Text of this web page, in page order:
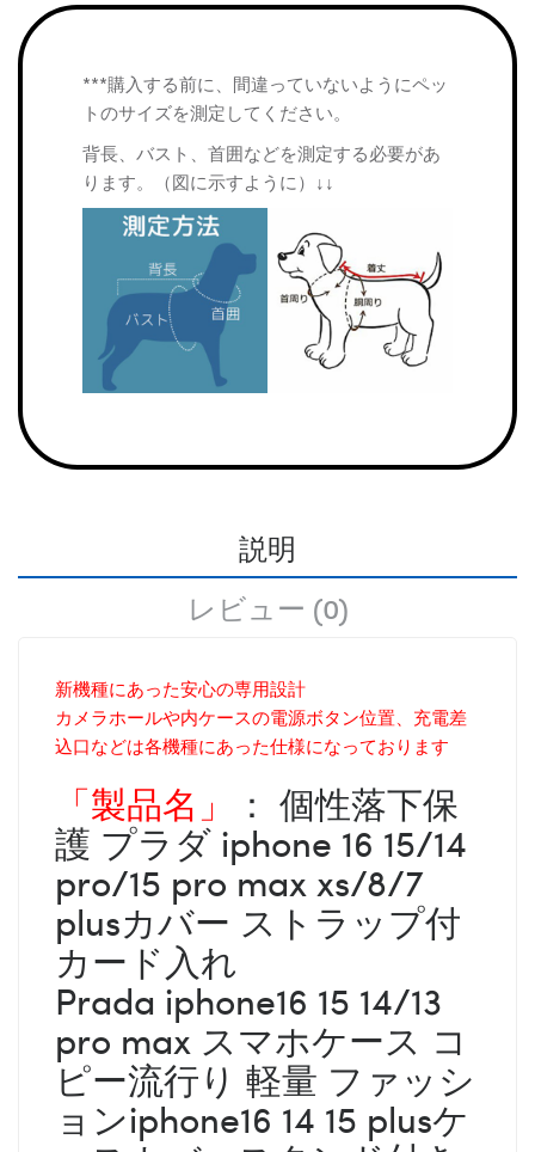
***購入する前に、間違っていないようにペッ
トのサイズを測定してください。
背長、バスト、首囲などを測定する必要があ
ります。（図に示すように）↓↓
説明
レビュー (0)
新機種にあった安心の専用設計
カメラホールや内ケースの電源ボタン位置、充電差
込口などは各機種にあった仕様になっております
「製品名」 ： 個性落下保
護 プラダ iphone 16 15/14
pro/15 pro max xs/8/7
plusカバー ストラップ付
カード入れ
Prada iphone16 15 14/13
pro max スマホケース コ
ピー流行り 軽量 ファッシ
ョンiphone16 14 15 plusケ